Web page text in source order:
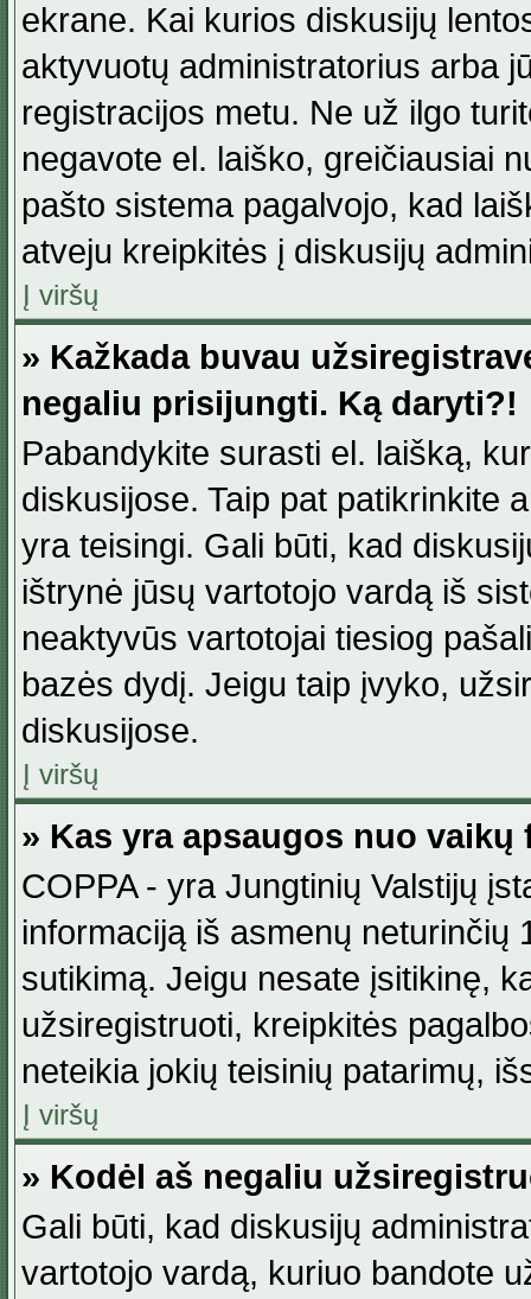
ekrane. Kai kurios diskusijų
aktyvuotų administratorius arba
registracijos metu. Ne už ilgo
negavote el. laiško, greičiausiai
pašto sistema pagalvojo, kad
atveju kreipkitės į diskusijų
Į viršų
» Kažkada buvau
negaliu prisijungti. Ką daryti?!
Pabandykite surasti el. laišką,
diskusijose. Taip pat patikrinkite
yra teisingi. Gali būti, kad
ištrynė jūsų vartotojo vardą iš
neaktyvūs vartotojai tiesiog
bazės dydį. Jeigu taip įvyko,
diskusijose.
Į viršų
» Kas yra apsaugos nuo vaikų
COPPA - yra Jungtinių Valstijų
informaciją iš asmenų neturinčių
sutikimą. Jeigu nesate įsitikinę,
užsiregistruoti, kreipkitės
neteikia jokių teisinių patarimų,
Į viršų
» Kodėl aš negaliu
Gali būti, kad diskusijų
vartotojo vardą, kuriuo bandote